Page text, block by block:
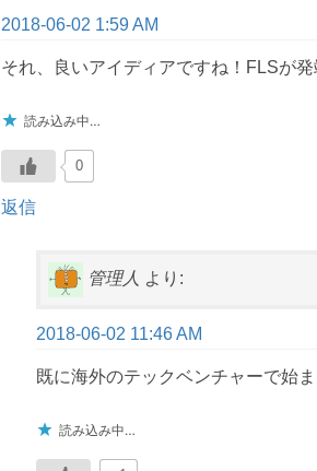
2018-06-02 1:59 AM
それ、良いアイディアですね！FLSが発
読み込み中…
0
返信
管理人 より:
2018-06-02 11:46 AM
既に海外のテックベンチャーで始ま
読み込み中…